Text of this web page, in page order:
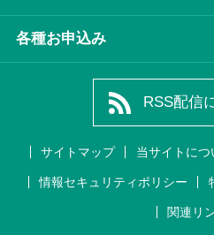
各種お申込み
RSS配信
サイトマップ 当サイトにつ
情報セキュリティポリシー
関連リ